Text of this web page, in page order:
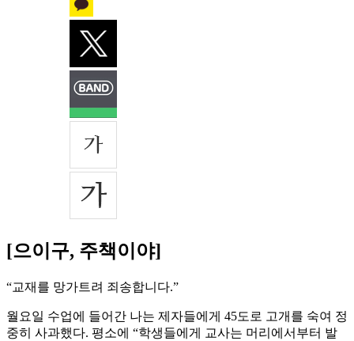
[으이구, 주책이야]
“교재를 망가트려 죄송합니다.”
월요일 수업에 들어간 나는 제자들에게 45도로 고개를 숙여 정
중히 사과했다. 평소에 “학생들에게 교사는 머리에서부터 발